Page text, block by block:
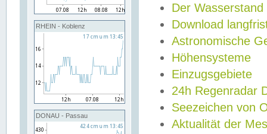
RHEIN - Koblenz
DONAU - Passau
Der Wasserstand
Download
Astronomische
Höhensysteme
Einzugsgebiete
24h Regenradar
Seezeichen von
Aktualität der